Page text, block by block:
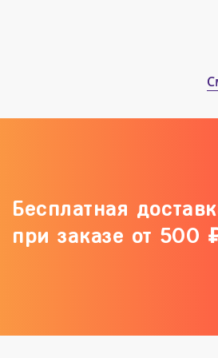
Бесплатная
при заказе от 500